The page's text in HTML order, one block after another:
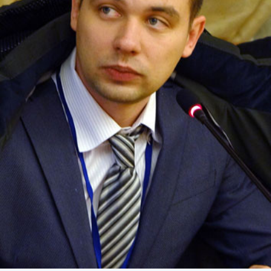
СТРУКТУРА
Президія НАН України
Апарат Президії
Секція фізико-технічних і математичних
Секція хімічних і біологічних наук
Секція суспільних і гуманітарних наук
Установи при Президії
Ради, комітети та комісії
Наукові центри МОН та НАН України
Громадські організації